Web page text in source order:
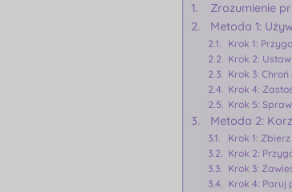
Zrozumienie
Metoda 1:
Krok 1:
Krok 2:
Krok 3: Chroń
Krok 4:
Krok 5:
Metoda 2:
Krok 1:
Krok 2:
Krok 3: Zawieś
Krok 4: Paruj